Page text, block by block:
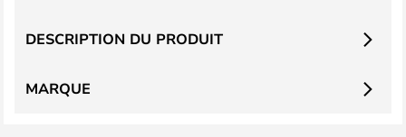
DESCRIPTION DU PRODUIT
MARQUE